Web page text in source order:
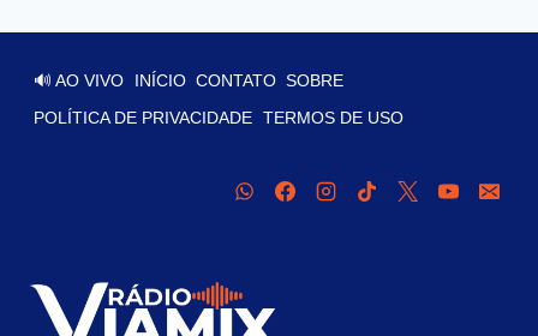
🔊 AO VIVO INÍCIO CONTATO SOBRE
POLÍTICA DE PRIVACIDADE TERMOS DE USO